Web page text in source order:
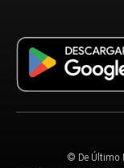
© De Último